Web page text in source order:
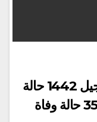
الصحة: شفاء 10691 حالة و تسجيل 1442 حالة